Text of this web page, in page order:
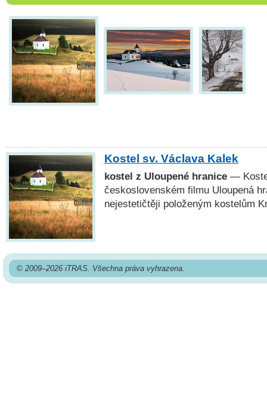
Kostel sv. Václava Kalek
kostel z Uloupené hranice —
československém filmu Uloupená
nejestetičtěji položeným kostelům
© 2009–2026 iTRAS. Všechna práva vyhrazena.